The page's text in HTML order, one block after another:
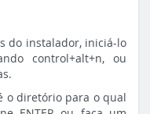
do instalador, iniciá-lo
control+alt+n, ou
o diretório para o qual